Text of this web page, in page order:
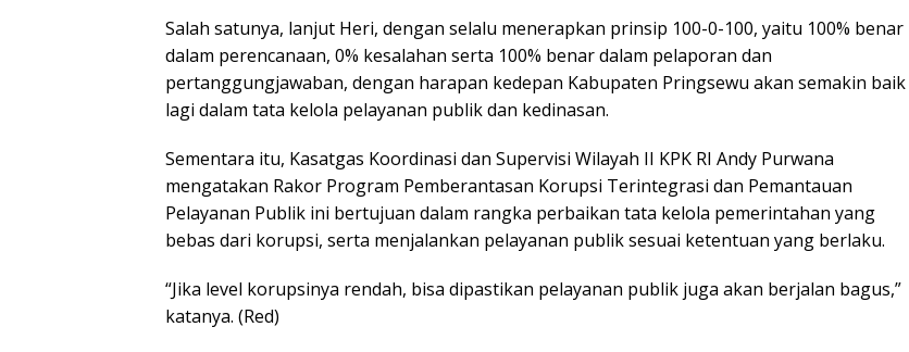
Salah satunya, lanjut Heri, dengan selalu menerapkan prinsip 100-0-100, yaitu 100% benar
dalam perencanaan, 0% kesalahan serta 100% benar dalam pelaporan dan
pertanggungjawaban, dengan harapan kedepan Kabupaten Pringsewu akan semakin baik
lagi dalam tata kelola pelayanan publik dan kedinasan.
Sementara itu, Kasatgas Koordinasi dan Supervisi Wilayah II KPK RI Andy Purwana
mengatakan Rakor Program Pemberantasan Korupsi Terintegrasi dan Pemantauan
Pelayanan Publik ini bertujuan dalam rangka perbaikan tata kelola pemerintahan yang
bebas dari korupsi, serta menjalankan pelayanan publik sesuai ketentuan yang berlaku.
“Jika level korupsinya rendah, bisa dipastikan pelayanan publik juga akan berjalan bagus,”
katanya. (Red)